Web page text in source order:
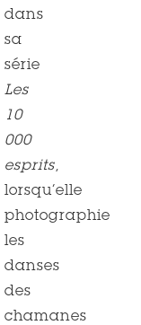
dans
sa
série
Les
10
000
esprits,
lorsqu’elle
photographie
les
danses
des
chamanes